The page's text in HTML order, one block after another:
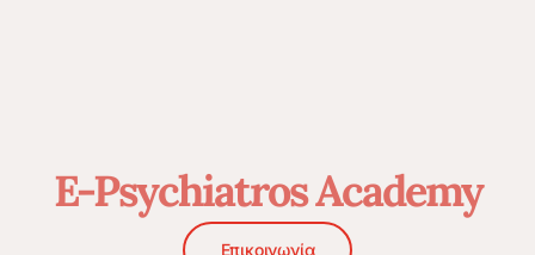
E-Psychiatros Academy
Επικοινωνία